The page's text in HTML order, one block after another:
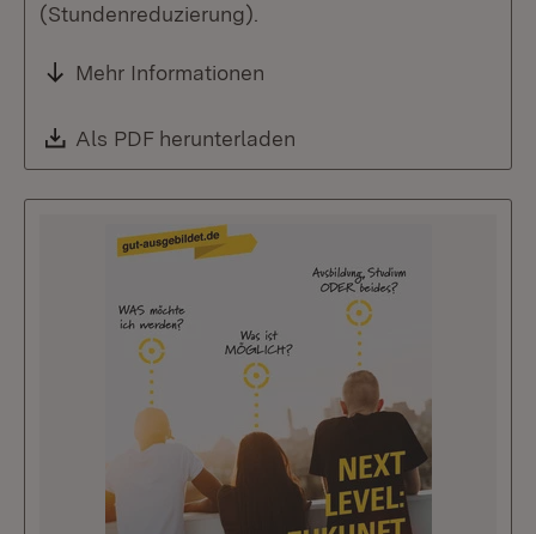
(Stundenreduzierung).
Mehr Informationen
Download:
Als PDF herunterladen